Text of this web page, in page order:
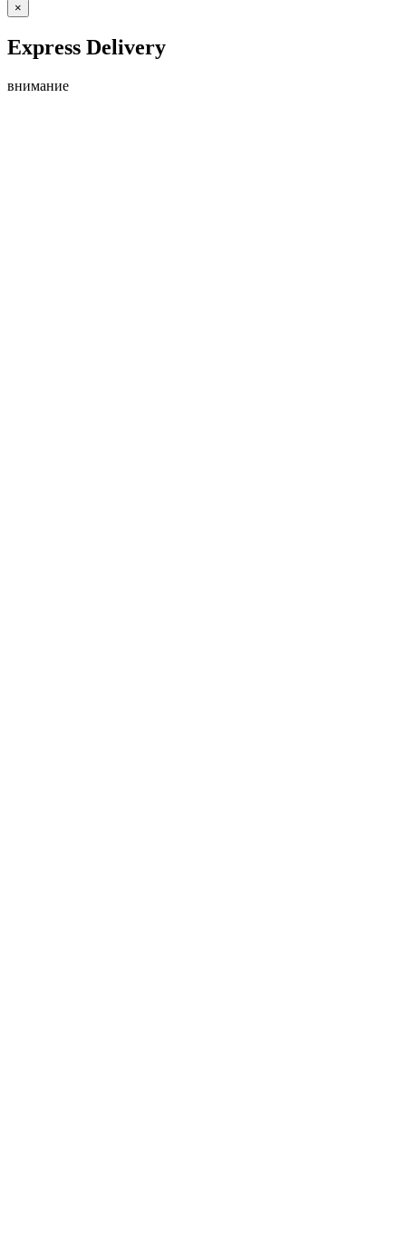
×
Express Delivery
внимание